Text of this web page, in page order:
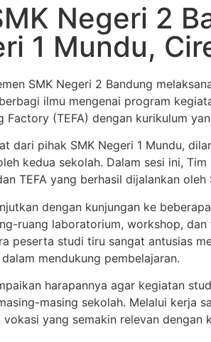
Negeri 2
1 Mundu,
SMK Negeri 2 Bandung
ilmu mengenai program
Factory (TEFA) dengan kurikulum
dari pihak SMK Negeri 1 Mundu,
kedua sekolah. Dalam sesi ini,
TEFA yang berhasil dijalankan oleh
dengan kunjungan ke
ruang laboratorium, workshop,
peserta studi tiru sangat antusias
mendukung pembelajaran.
harapannya agar kegiatan
masing sekolah. Melalui kerja
yang semakin relevan dengan